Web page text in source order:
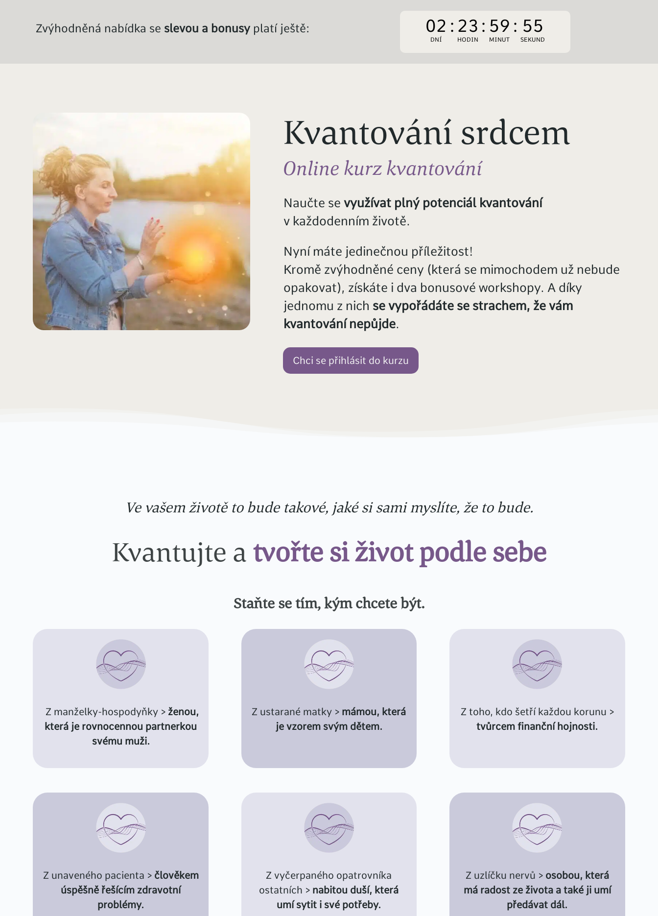
Zvýhodněná nabídka se slevou a bonusy platí ještě: 02
DNÍ
: 23
HODIN
: 59
MINUT
: 54
SEKUND
Kvantování srdcem
Online kurz kvantování
Naučte se využívat plný potenciál kvantování
v každodenním životě.
Nyní máte jedinečnou příležitost!
Kromě zvýhodněné ceny (která se mimochodem už nebude
opakovat), získáte i dva bonusové workshopy. A díky
jednomu z nich se vypořádáte se strachem, že vám
kvantování nepůjde.
Chci se přihlásit do kurzu
Ve vašem životě to bude takové, jaké si sami myslíte, že to bude.
Kvantujte atvořte si život podle sebe
Staňte se tím, kým chcete být.
Z manželky-hospodyňky >ženou,
která je rovnocennou partnerkou
svému muži.
Z ustarané matky > mámou, která
je vzorem svým dětem.
Z toho, kdo šetří každou korunu >
tvůrcem finanční hojnosti.
Z unaveného pacienta >člověkem
úspěšně řešícím zdravotní
problémy.
Z vyčerpaného opatrovníka
ostatních > nabitou duší, která
umí sytit i své potřeby.
Z uzlíčku nervů > osobou, která
má radost ze života a také ji umí
předávat dál.